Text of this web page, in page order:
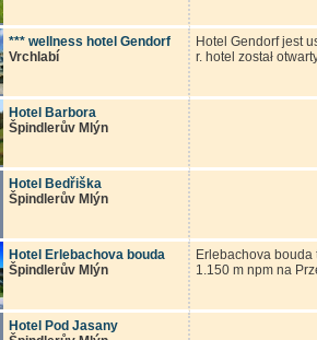
*** wellness hotel Gendorf
Vrchlabí
Hotel Gendorf jest
r. hotel został
Hotel Barbora
Špindlerův Mlýn
Hotel Bedřiška
Špindlerův Mlýn
Hotel Erlebachova bouda
Špindlerův Mlýn
Erlebachova
1.150 m npm na
Hotel Pod Jasany